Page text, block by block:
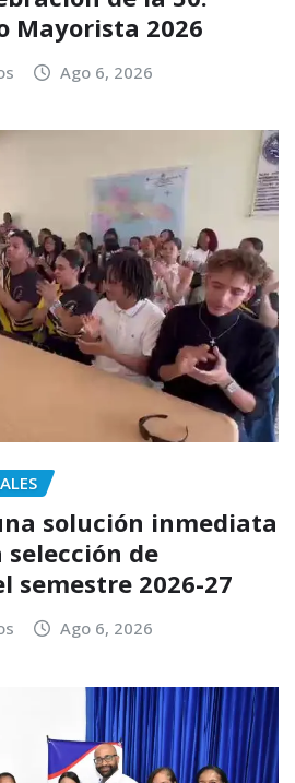
Mayorista 2026
Ago 6, 2026
solución inmediata
de
semestre 2026-27
Ago 6, 2026